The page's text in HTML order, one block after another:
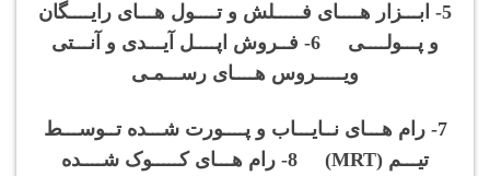
5- ابـــزار هــــای فـــــلش و تــــول هـــای رایــــگان
و پـــولــــی 6- فــروش اپــــل آیـــدی و آنـــتی
ویـــــروس هــــای رســـمـی
7- رام هـــای نــایـــاب و پــــورت شـــده تــوســـط
تیـــم (MRT) 8- رام هـــای کـــــوک شــــده